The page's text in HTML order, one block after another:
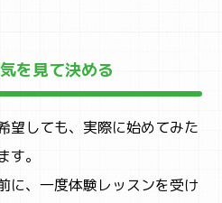
を見て決める
望しても、実際に始めてみた
。
に、一度体験レッスンを受け